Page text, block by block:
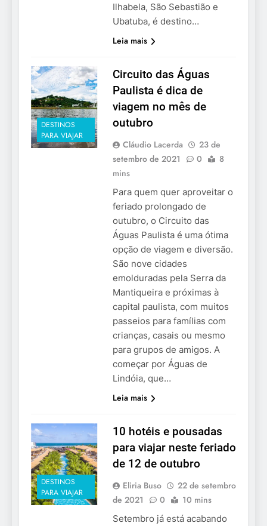
Ilhabela, São Sebastião e
Ubatuba, é destino…
Leia mais
DESTINOS
PARA VIAJAR
Circuito das Águas
Paulista é dica de
viagem no mês de
outubro
Cláudio Lacerda
23 de
setembro de 2021
0
8
mins
Para quem quer aproveitar o
feriado prolongado de
outubro, o Circuito das
Águas Paulista é uma ótima
opção de viagem e diversão.
São nove cidades
emolduradas pela Serra da
Mantiqueira e próximas à
capital paulista, com muitos
passeios para famílias com
crianças, casais ou mesmo
para grupos de amigos. A
começar por Águas de
Lindóia, que…
Leia mais
DESTINOS
PARA VIAJAR
10 hotéis e pousadas
para viajar neste feriado
de 12 de outubro
Eliria Buso
22 de setembro
de 2021
0 10 mins
Setembro já está acabando